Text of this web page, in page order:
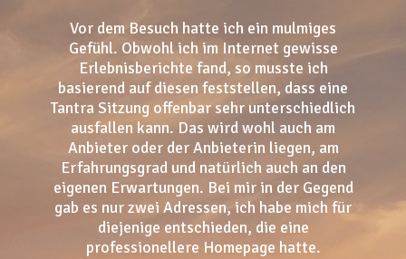
Vor dem Besuch hatte ich ein mulmiges
Gefühl. Obwohl ich im Internet gewisse
Erlebnisberichte fand, so musste ich
basierend auf diesen feststellen, dass eine
Tantra Sitzung offenbar sehr unterschiedlich
ausfallen kann. Das wird wohl auch am
Anbieter oder der Anbieterin liegen, am
Erfahrungsgrad und natürlich auch an den
eigenen Erwartungen. Bei mir in der Gegend
gab es nur zwei Adressen, ich habe mich für
diejenige entschieden, die eine
professionellere Homepage hatte.